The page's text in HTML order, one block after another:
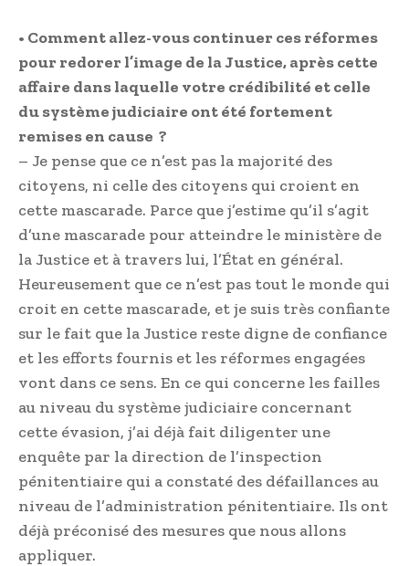
• Comment allez-vous continuer ces réformes
pour redorer l’image de la Justice, après cette
affaire dans laquelle votre crédibilité et celle
du système judiciaire ont été fortement
remises en cause ?
– Je pense que ce n’est pas la majorité des
citoyens, ni celle des citoyens qui croient en
cette mascarade. Parce que j’estime qu’il s’agit
d’une mascarade pour atteindre le ministère de
la Justice et à travers lui, l’État en général.
Heureusement que ce n’est pas tout le monde qui
croit en cette mascarade, et je suis très confiante
sur le fait que la Justice reste digne de confiance
et les efforts fournis et les réformes engagées
vont dans ce sens. En ce qui concerne les failles
au niveau du système judiciaire concernant
cette évasion, j’ai déjà fait diligenter une
enquête par la direction de l’inspection
pénitentiaire qui a constaté des défaillances au
niveau de l’administration pénitentiaire. Ils ont
déjà préconisé des mesures que nous allons
appliquer.